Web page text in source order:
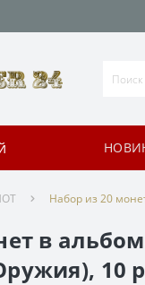
Набор из 20
в
10